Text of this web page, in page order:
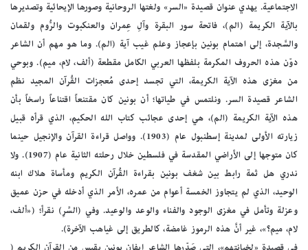
الاجتماعية. يهدي عنوان قصيدة «السر» ولغتها الروحانية وصورها الإيحائية وتصديرها
بالآية الكريمة (الم)، فاتحة سور البقرة وآلِ عِمران والعنكبوت والرُّوم ولقمان
والسَّجدة، إلى اهتمام بونين بإعجاز وعلم غيب آية (الم). وما هو مهم أن الشاعر
دوّن هذه الحروف المكرمة بلفظها العربي الكامل مقطعة (ألف، لام، ميم). وبوحي
من مغزى هذه الآية الكريمة، التي تجسد إحدى مُعجزات القُرآن المجيد نظم
الشاعر قصيدة السر. ونلتمس في طياتها؛ أن بونين كان مقتنعاً اقتناعاً راسخاً بأن
هذه الآية الكريمة (الم)، هي إحدى عجائب كتاب الله الحكيم، الذي قرأه قبيل
زيارته الأولى لمدينة إسطنبول عام (1903). وواصل قراءة القرآن والإنجيل حينما
كان متوجها إلى الأراضي المقدسة في فلسطين خلال رحلته الثانية عام (1907). ولا
ندري هل ثمة رابط بين شغف بونين بقراءة القُرآن الكريم ومأساة هلاك ابنه
الوحيد، الذي لم يتجاوز الخمسة أعوام من عمره، الأمر الذي أدخله في حزن عميق
وعزلة وتأمل في مغزى الوجود والفناء والوعد والوعيد. وفي (السِّرِ) نقرأ؛ («ألف،
لام، ميم؟»، غير أنَّ هذه الرموز غامضة، كالطريق إلى غياهب الآخرة).